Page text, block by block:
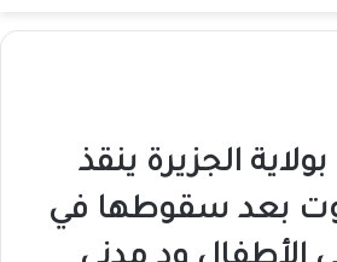
الجزيرة ينقذ
بعد سقوطها في